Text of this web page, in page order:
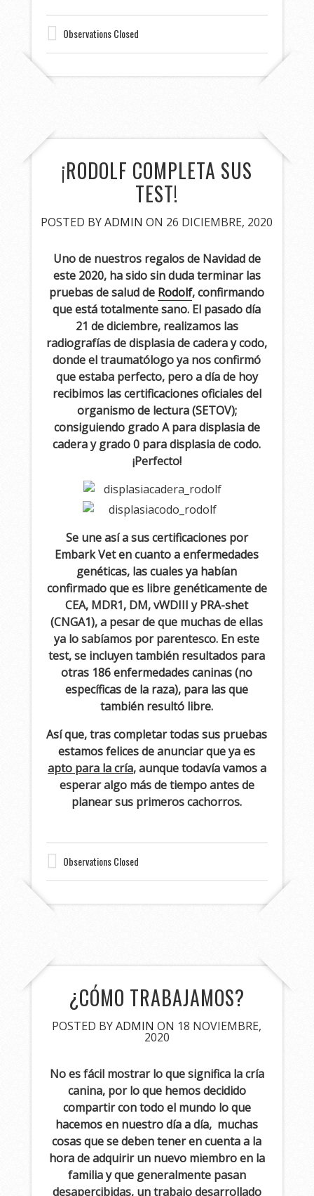
Observations Closed
¡RODOLF COMPLETA SUS
TEST!
POSTED BYADMIN ON 26 DICIEMBRE, 2020
Uno de nuestros regalos de Navidad de
este 2020, ha sido sin duda terminar las
pruebas de salud de Rodolf, confirmando
que está totalmente sano. El pasado día
21 de diciembre, realizamos las
radiografías de displasia de cadera y codo,
donde el traumatólogo ya nos confirmó
que estaba perfecto, pero a día de hoy
recibimos las certificaciones oficiales del
organismo de lectura (SETOV);
consiguiendo grado A para displasia de
cadera y grado 0 para displasia de codo.
¡Perfecto!
Se une así a sus certificaciones por
Embark Vet en cuanto a enfermedades
genéticas, las cuales ya habían
confirmado que es libre genéticamente de
CEA, MDR1, DM, vWDIII y PRA-shet
(CNGA1), a pesar de que muchas de ellas
ya lo sabíamos por parentesco. En este
test, se incluyen también resultados para
otras 186 enfermedades caninas (no
específicas de la raza), para las que
también resultó libre.
Así que, tras completar todas sus pruebas
estamos felices de anunciar que ya es
apto para la cría, aunque todavía vamos a
esperar algo más de tiempo antes de
planear sus primeros cachorros.
Observations Closed
¿CÓMO TRABAJAMOS?
POSTED BYADMIN ON 18 NOVIEMBRE,
2020
No es fácil mostrar lo que significa la cría
canina, por lo que hemos decidido
compartir con todo el mundo lo que
hacemos en nuestro día a día, muchas
cosas que se deben tener en cuenta a la
hora de adquirir un nuevo miembro en la
familia y que generalmente pasan
desapercibidas, un trabajo desarrollado